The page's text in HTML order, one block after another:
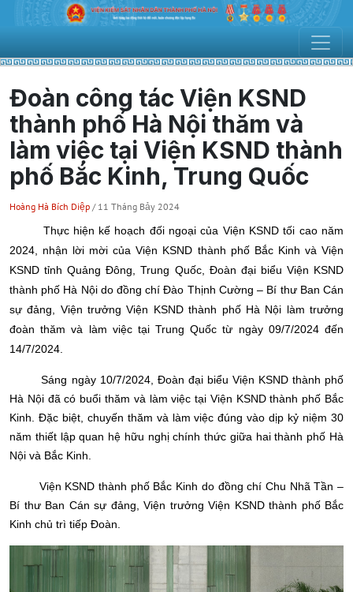
Đoàn công tác Viện KSND
thành phố Hà Nội thăm và
làm việc tại Viện KSND thành
phố Bắc Kinh, Trung Quốc
Hoàng Hà Bích Diệp / 11 Tháng Bảy 2024
Thực hiện kế hoạch đối ngoại của Viện KSND tối cao năm
2024, nhận lời mời của Viện KSND thành phố Bắc Kinh và Viện
KSND tỉnh Quảng Đông, Trung Quốc, Đoàn đại biểu Viện KSND
thành phố Hà Nội do đồng chí Đào Thịnh Cường – Bí thư Ban Cán
sự đảng, Viện trưởng Viện KSND thành phố Hà Nội làm trưởng
đoàn thăm và làm việc tại Trung Quốc từ ngày 09/7/2024 đến
14/7/2024.
Sáng ngày 10/7/2024, Đoàn đại biểu Viện KSND thành phố
Hà Nội đã có buổi thăm và làm việc tại Viện KSND thành phố Bắc
Kinh. Đặc biệt, chuyến thăm và làm việc đúng vào dịp kỷ niệm 30
năm thiết lập quan hệ hữu nghị chính thức giữa hai thành phố Hà
Nội và Bắc Kinh.
Viện KSND thành phố Bắc Kinh do đồng chí Chu Nhã Tần –
Bí thư Ban Cán sự đảng, Viện trưởng Viện KSND thành phố Bắc
Kinh chủ trì tiếp Đoàn.